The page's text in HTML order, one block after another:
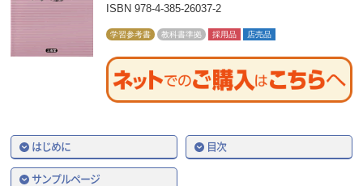
ISBN 978-4-385-26037-2
学習参考書 教科書準拠 採用品 店売品
はじめに 目次
サンプルページ